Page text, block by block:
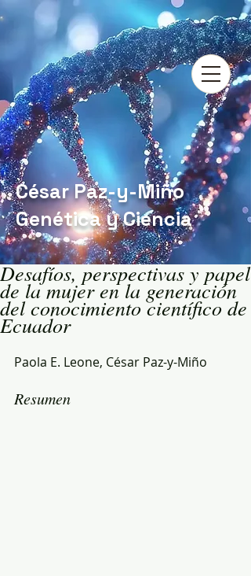
César Paz-y-Miño
Genética y Ciencia
Desafíos, perspectivas y papel
de la mujer en la generación
del conocimiento científico de
Ecuador
Paola E. Leone, César Paz-y-Miño
Resumen